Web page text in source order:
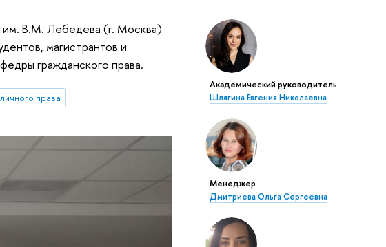
Академический руководитель
Шлягина Евгения Николаевна
Менеджер
Дмитриева Ольга Сергеевна
им. В.М. Лебедева (г. Москва)
магистрантов и
гражданского права.
права